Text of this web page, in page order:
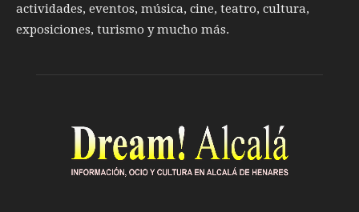
actividades, eventos, música, cine, teatro, cultura,
exposiciones, turismo y mucho más.